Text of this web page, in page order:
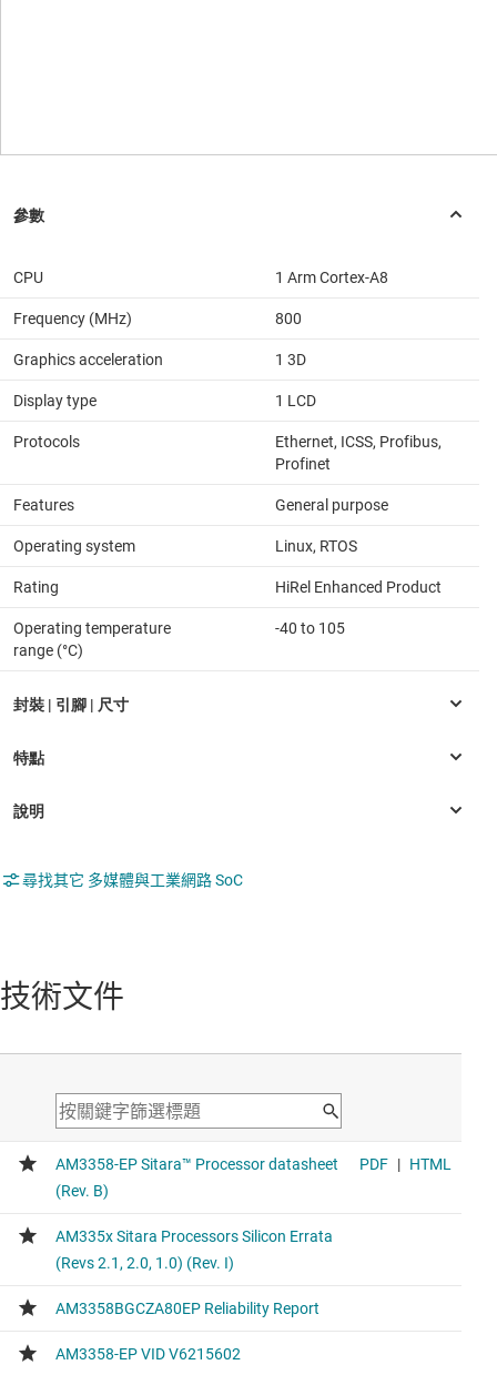
CPU 1 Arm Cortex-A8
Frequency (MHz) 800
Graphics acceleration 1 3D
Display type 1 LCD
Protocols
Ethernet, ICSS, Profibus,
Profinet
Features General purpose
Operating system Linux, RTOS
Rating HiRel Enhanced Product
Operating temperature
range (°C)
-40 to 105
尋找其它 多媒體與工業網路 SoC
技術文件